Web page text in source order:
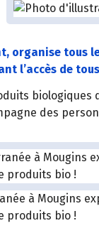
organise tous
l’accès de
des
à Mougins
produits bio !